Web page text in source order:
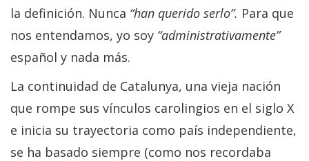
la definición. Nunca “han querido serlo”. Para que
nos entendamos, yo soy “administrativamente”
español y nada más.
La continuidad de Catalunya, una vieja nación
que rompe sus vínculos carolingios en el siglo X
e inicia su trayectoria como país independiente,
se ha basado siempre (como nos recordaba